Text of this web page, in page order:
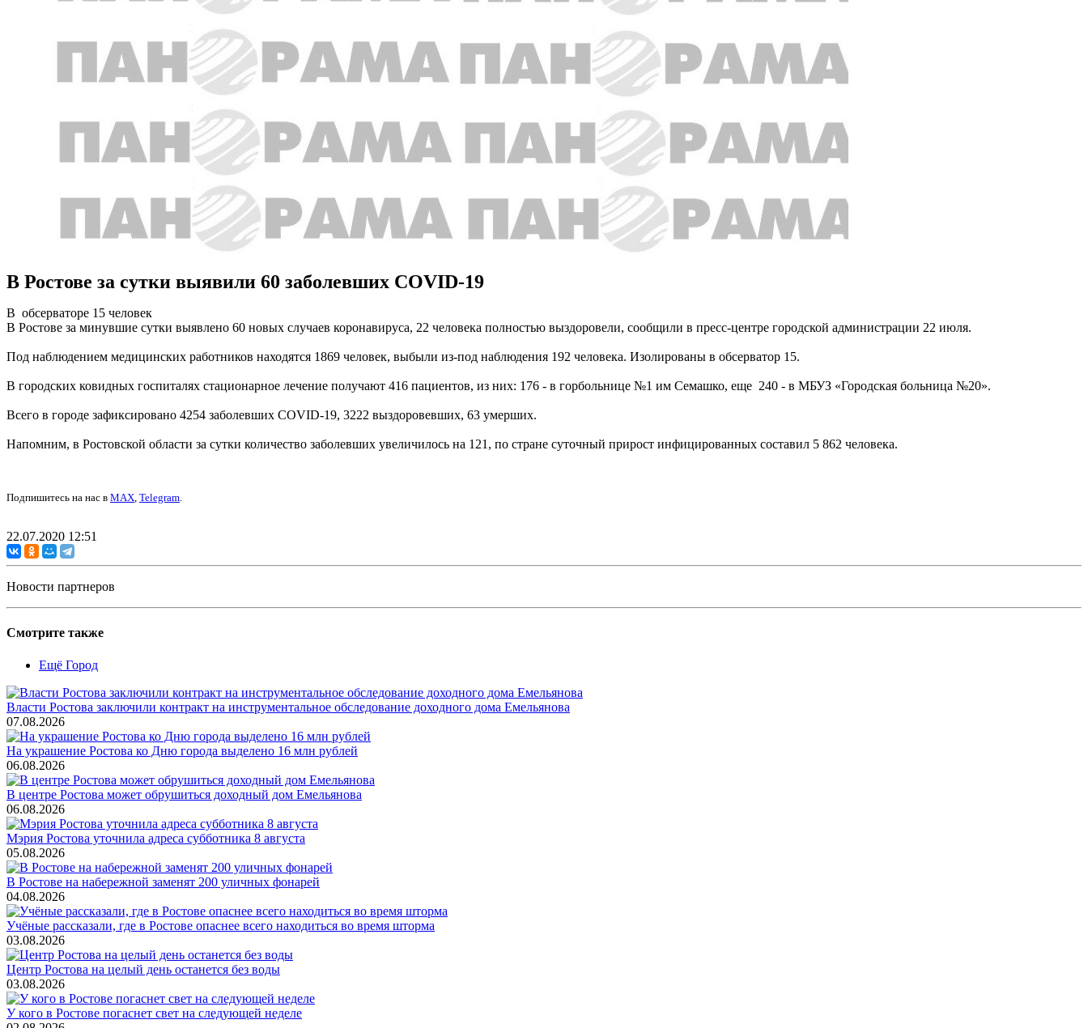
В Ростове за сутки выявили 60 заболевших COVID-19
В обсерваторе 15 человек
В Ростове за минувшие сутки выявлено 60 новых случаев коронавируса, 22 человека полностью выздоровели, сообщили в пресс-центре городской администрации 22 июля.
Под наблюдением медицинских работников находятся 1869 человек, выбыли из-под наблюдения 192 человека. Изолированы в обсерватор 15.
В городских ковидных госпиталях стационарное лечение получают 416 пациентов, из них: 176 - в горбольнице №1 им Семашко, еще 240 - в МБУЗ «Городская больница №20».
Всего в городе зафиксировано 4254 заболевших COVID-19, 3222 выздоровевших, 63 умерших.
Напомним, в Ростовской области за сутки количество заболевших увеличилось на 121, по стране суточный прирост инфицированных составил 5 862 человека.
Подпишитесь на нас в MAX, Telegram.
22.07.2020 12:51
Новости партнеров
Смотрите также
Ещё Город
Власти Ростова заключили контракт на инструментальное обследование доходного дома Емельянова
07.08.2026
На украшение Ростова ко Дню города выделено 16 млн рублей
06.08.2026
В центре Ростова может обрушиться доходный дом Емельянова
06.08.2026
Мэрия Ростова уточнила адреса субботника 8 августа
05.08.2026
В Ростове на набережной заменят 200 уличных фонарей
04.08.2026
Учёные рассказали, где в Ростове опаснее всего находиться во время шторма
03.08.2026
Центр Ростова на целый день останется без воды
03.08.2026
У кого в Ростове погаснет свет на следующей неделе